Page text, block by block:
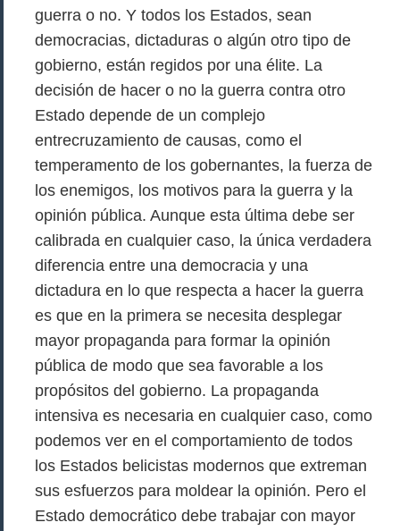
guerra o no. Y todos los Estados, sean
democracias, dictaduras o algún otro tipo de
gobierno, están regidos por una élite. La
decisión de hacer o no la guerra contra otro
Estado depende de un complejo
entrecruzamiento de causas, como el
temperamento de los gobernantes, la fuerza de
los enemigos, los motivos para la guerra y la
opinión pública. Aunque esta última debe ser
calibrada en cualquier caso, la única verdadera
diferencia entre una democracia y una
dictadura en lo que respecta a hacer la guerra
es que en la primera se necesita desplegar
mayor propaganda para formar la opinión
pública de modo que sea favorable a los
propósitos del gobierno. La propaganda
intensiva es necesaria en cualquier caso, como
podemos ver en el comportamiento de todos
los Estados belicistas modernos que extreman
sus esfuerzos para moldear la opinión. Pero el
Estado democrático debe trabajar con mayor